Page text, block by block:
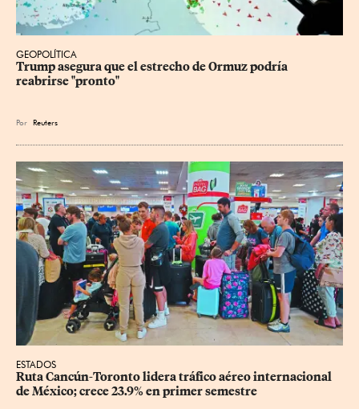
GEOPOLÍTICA
Trump asegura que el estrecho de Ormuz podría
reabrirse "pronto"
Por Reuters
ESTADOS
Ruta Cancún-Toronto lidera tráfico aéreo internacional
de México; crece 23.9% en primer semestre